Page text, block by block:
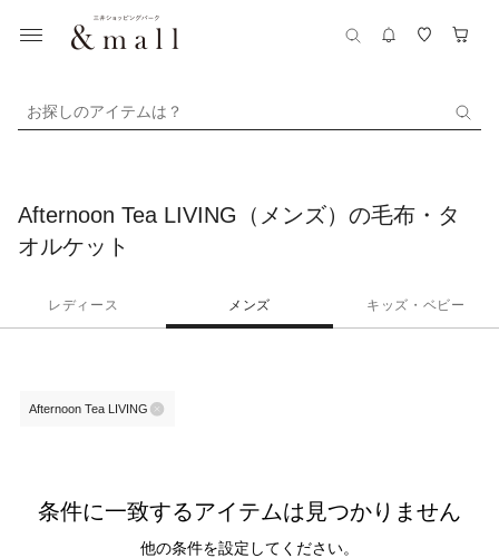
お探しのアイテムは？
Afternoon Tea LIVING（メンズ）の毛布・タ
オルケット
レディース メンズ キッズ・ベビー
Afternoon Tea LIVING
条件に一致するアイテムは見つかりません
他の条件を設定してください。